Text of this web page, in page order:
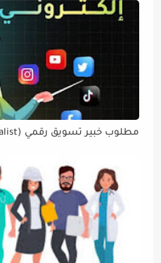
مطلوب خبير تسويق رقمي (Digital Marketing Specialist